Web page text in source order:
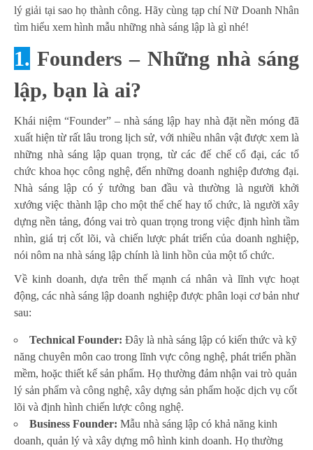
lý giải tại sao họ thành công. Hãy cùng tạp chí Nữ Doanh Nhân
tìm hiểu xem hình mẫu những nhà sáng lập là gì nhé!
1. Founders – Những nhà sáng
lập, bạn là ai?
Khái niệm “Founder” – nhà sáng lập hay nhà đặt nền móng đã
xuất hiện từ rất lâu trong lịch sử, với nhiều nhân vật được xem là
những nhà sáng lập quan trọng, từ các đế chế cổ đại, các tổ
chức khoa học công nghệ, đến những doanh nghiệp đương đại.
Nhà sáng lập có ý tưởng ban đầu và thường là người khởi
xướng việc thành lập cho một thể chế hay tổ chức, là người xây
dựng nền tảng, đóng vai trò quan trọng trong việc định hình tầm
nhìn, giá trị cốt lõi, và chiến lược phát triển của doanh nghiệp,
nói nôm na nhà sáng lập chính là linh hồn của một tổ chức.
Về kinh doanh, dựa trên thế mạnh cá nhân và lĩnh vực hoạt
động, các nhà sáng lập doanh nghiệp được phân loại cơ bản như
sau:
Technical Founder: Đây là nhà sáng lập có kiến thức và kỹ
năng chuyên môn cao trong lĩnh vực công nghệ, phát triển phần
mềm, hoặc thiết kế sản phẩm. Họ thường đảm nhận vai trò quản
lý sản phẩm và công nghệ, xây dựng sản phẩm hoặc dịch vụ cốt
lõi và định hình chiến lược công nghệ.
Business Founder: Mẫu nhà sáng lập có khả năng kinh
doanh, quản lý và xây dựng mô hình kinh doanh. Họ thường